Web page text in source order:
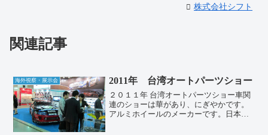
株式会社シフト
関連記事
海外視察・展示会 2011年 台湾オートパーツショー
２０１１年 台湾オートパーツショー車関
連のショーは華があり、にぎやかです。
アルミホイールのメーカーです。日本で